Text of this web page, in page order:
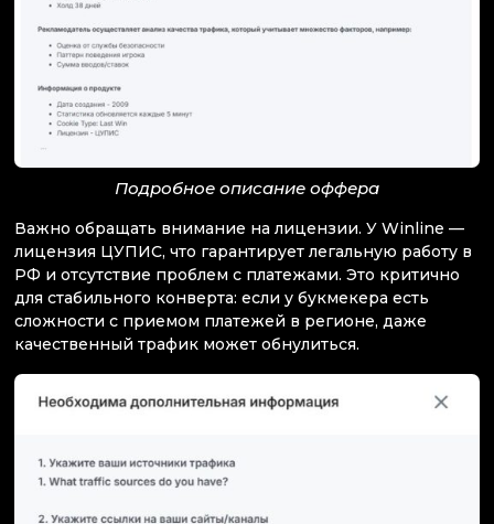
Подробное описание оффера
Важно обращать внимание на лицензии. У Winline —
лицензия ЦУПИС, что гарантирует легальную работу в
РФ и отсутствие проблем с платежами. Это критично
для стабильного конверта: если у букмекера есть
сложности с приемом платежей в регионе, даже
качественный трафик может обнулиться.